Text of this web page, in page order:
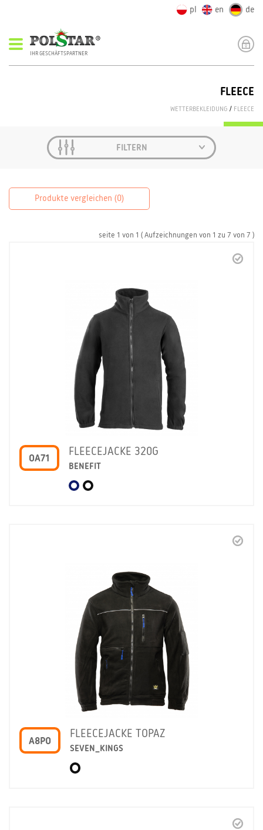
pl en de
IHR GESCHÄFTSPARTNER
FLEECE
WETTERBEKLEIDUNG / FLEECE
FILTERN
Produkte vergleichen (0)
seite 1 von 1 ( Aufzeichnungen von 1 zu 7 von 7 )
OA71
FLEECEJACKE 320G
BENEFIT
A8PO
FLEECEJACKE TOPAZ
SEVEN_KINGS